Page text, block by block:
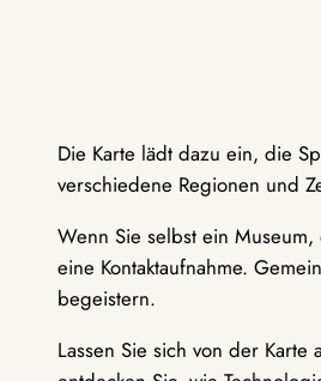
Die Karte lädt dazu ein, die
verschiedene Regionen und
Wenn Sie selbst ein
eine Kontaktaufnahme.
begeistern.
Lassen Sie sich von der